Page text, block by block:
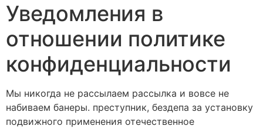
Уведомления в
отношении политике
конфиденциальности
Мы никогда не рассылаем рассылка и вовсе не
набиваем банеры. преступник, бездепа за установку
подвижного применения отечественное